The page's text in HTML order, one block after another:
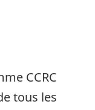
CCRC
tous les